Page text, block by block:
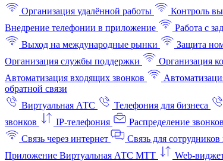
Организация удалённой работы
Контроль
Внедрение телефонии в приложение
Работа с
Выход на международные рынки
Защита
Организация службы поддержки
Организация
Автоматизация входящих звонков
обратной связи
Виртуальная АТС
Телефония для бизнеса
звонков
IP-телефония Распределение звонков
Связь через интернет
Связь для
Приложение Виртуальная АТС МТТ
Web-